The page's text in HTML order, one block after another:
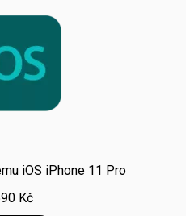
iOS iPhone 11 Pro
Kč